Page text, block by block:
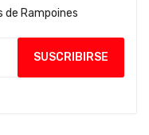
de Rampoines